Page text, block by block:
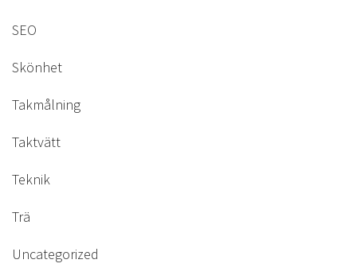
SEO
Skönhet
Takmålning
Taktvätt
Teknik
Trä
Uncategorized